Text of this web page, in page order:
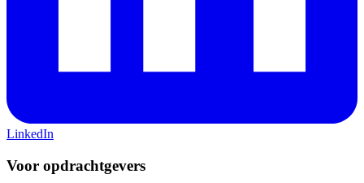
LinkedIn
Voor opdrachtgevers